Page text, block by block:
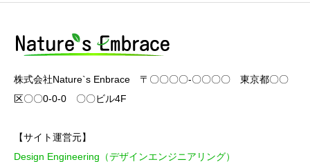
株式会社Nature`s Enbrace 〒〇〇〇〇-〇〇〇〇 東京都〇〇
区〇〇0-0-0 〇〇ビル4F
【サイト運営元】
Design Engineering（デザインエンジニアリング）